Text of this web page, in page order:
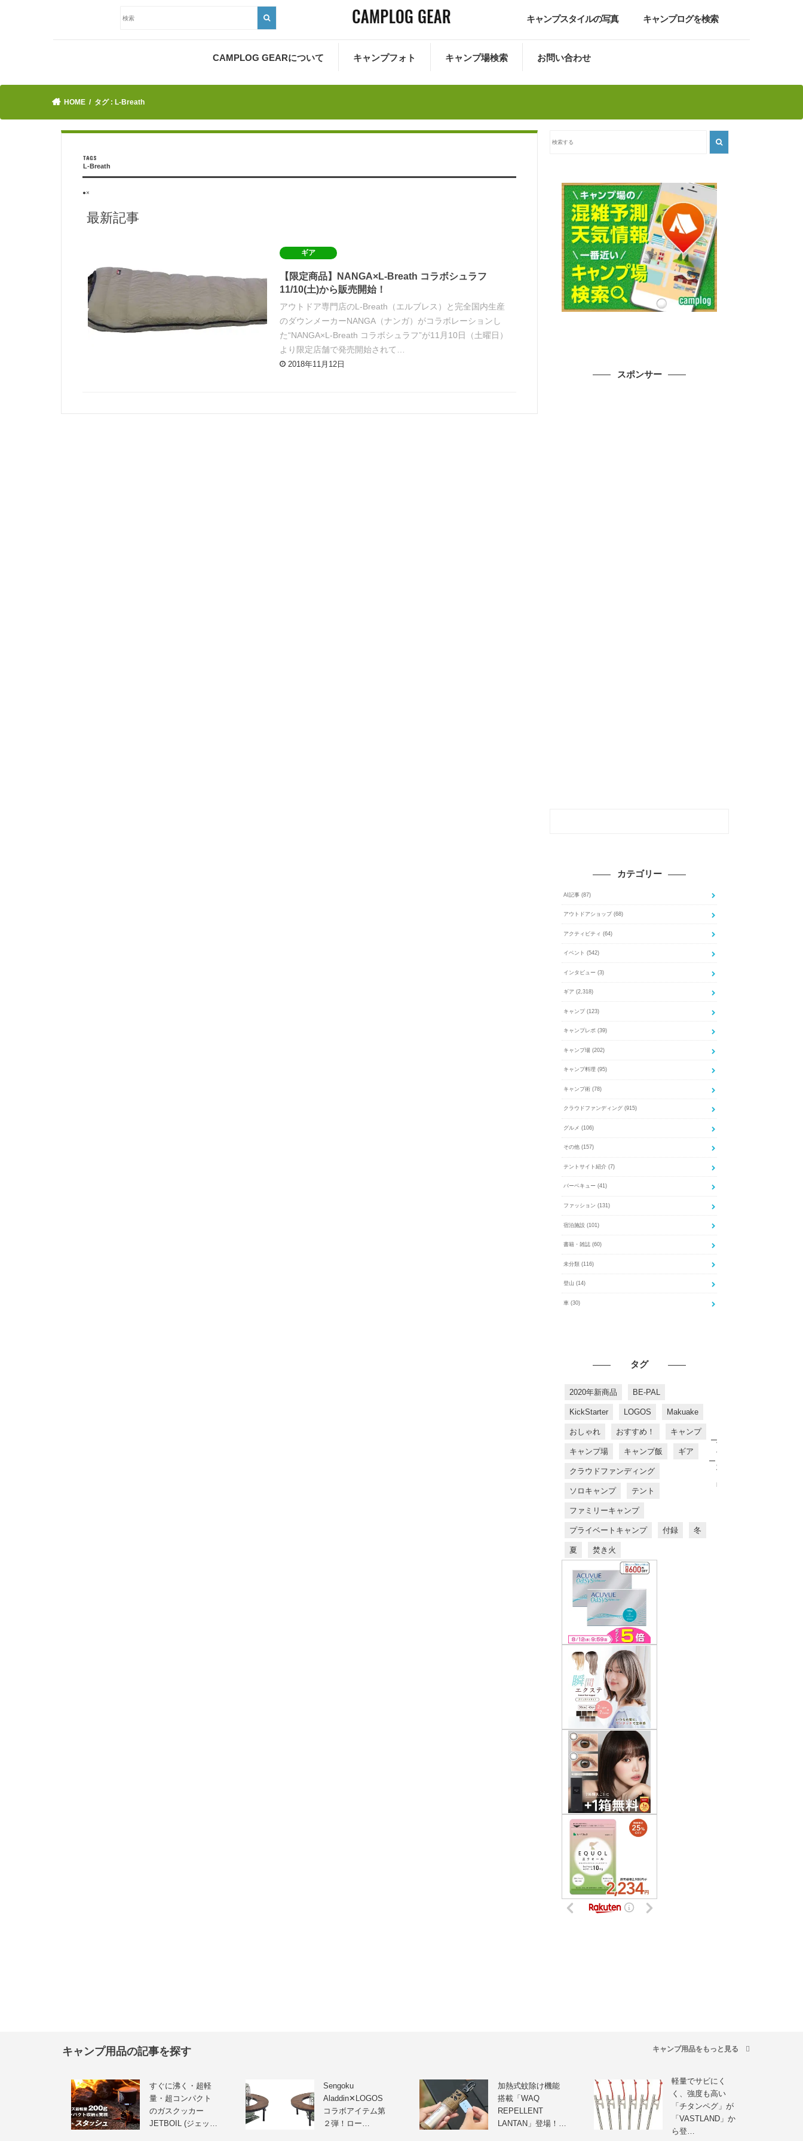
キャンプスタイルの写真 キャンプログを検索
CAMPLOG GEARについて キャンプフォト キャンプ場検索 お問い合わせ
HOME タグ : L-Breath
L-Breath
●×
最新記事
ギア
【限定商品】NANGA×L-Breath コラボシュラフ
11/10(土)から販売開始！
アウトドア専門店のL-Breath（エルブレス）と完全国内生産
のダウンメーカーNANGA（ナンガ）がコラボレーションし
た“NANGA×L-Breath コラボシュラフ”が11月10日（土曜日）
より限定店舗で発売開始されて…
2018年11月12日
スポンサー
カテゴリー
AI記事 (87)
アウトドアショップ (68)
アクティビティ (64)
イベント (542)
インタビュー (3)
ギア (2,318)
キャンプ (123)
キャンプレポ (39)
キャンプ場 (202)
キャンプ料理 (95)
キャンプ術 (78)
クラウドファンディング (915)
グルメ (106)
その他 (157)
テントサイト紹介 (7)
バーベキュー (41)
ファッション (131)
宿泊施設 (101)
書籍・雑誌 (60)
未分類 (116)
登山 (14)
車 (30)
タグ
2020年新商品 BE-PAL
KickStarter LOGOS Makuake
おしゃれ おすすめ！ キャンプ
キャンプ場 キャンプ飯 ギア
クラウドファンディング
ソロキャンプ テント
ファミリーキャンプ
プライベートキャンプ 付録 冬
夏 焚き火
す
す
め
商
品
キャンプ用品の記事を探す キャンプ用品をもっと見る
すぐに沸く・超軽
量・超コンパクト
のガスクッカー
JETBOIL (ジェッ…
Sengoku
Aladdin✕LOGOS
コラボアイテム第
２弾！ロー…
加熱式蚊除け機能
搭載「WAQ
REPELLENT
LANTAN」登場！…
軽量でサビにく
く、強度も高い
「チタンペグ」が
「VASTLAND」か
ら登…